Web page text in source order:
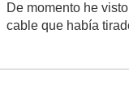
De momento he
cable que había